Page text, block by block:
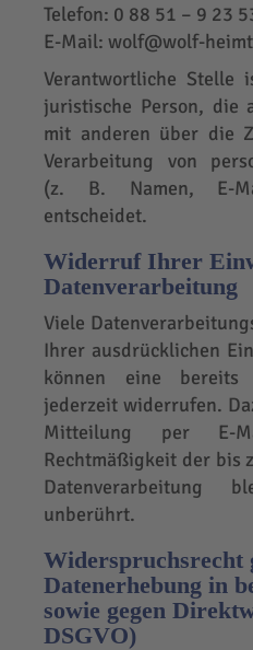
Telefon: 0 88 51 – 9 23
E-Mail: wolf@wolf-
Verantwortliche Stelle
juristische Person, die
mit anderen über die
Verarbeitung von
(z. B. Namen, E-
entscheidet.
Widerruf Ihrer
Datenverarbeitung
Viele
Ihrer ausdrücklichen
können eine bereits
jederzeit widerrufen.
Mitteilung per
Rechtmäßigkeit der bis
Datenverarbeitung
unberührt.
Widerspruchsrecht
Datenerhebung in
sowie gegen
DSGVO)